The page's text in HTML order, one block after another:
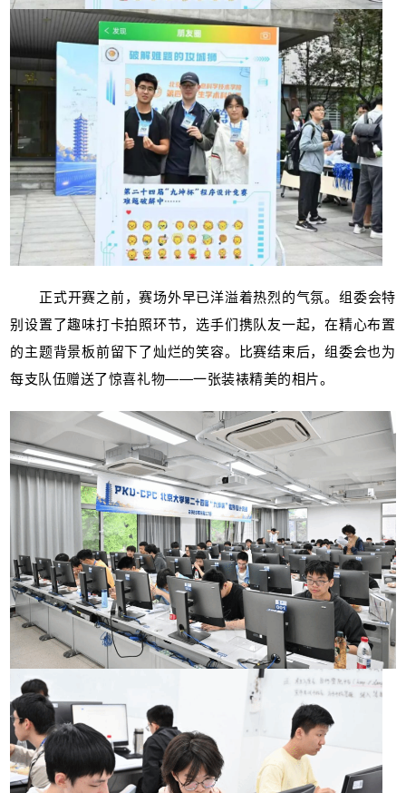
正式开赛之前，赛场外早已洋溢着热烈的气氛。组委会特
别设置了趣味打卡拍照环节，选手们携队友一起，在精心布置
的主题背景板前留下了灿烂的笑容。比赛结束后，组委会也为
每支队伍赠送了惊喜礼物——一张装裱精美的相片。